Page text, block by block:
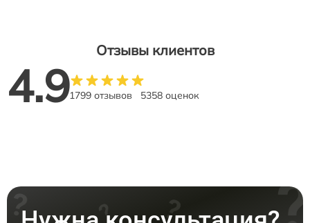
Отзывы клиентов
4.91799 отзывов 5358 оценок